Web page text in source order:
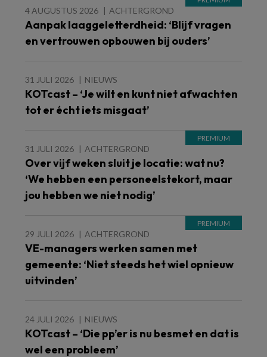
4 AUGUSTUS 2026 ACHTERGROND
Aanpak laaggeletterdheid: ‘Blijf vragen
en vertrouwen opbouwen bij ouders’
31 JULI 2026 NIEUWS
KOTcast – ‘Je wilt en kunt niet afwachten
tot er écht iets misgaat’
31 JULI 2026 ACHTERGROND
Over vijf weken sluit je locatie: wat nu?
‘We hebben een personeelstekort, maar
jou hebben we niet nodig’
29 JULI 2026 ACHTERGROND
VE-managers werken samen met
gemeente: ‘Niet steeds het wiel opnieuw
uitvinden’
24 JULI 2026 NIEUWS
KOTcast – ‘Die pp’er is nu besmet en dat is
wel een probleem’